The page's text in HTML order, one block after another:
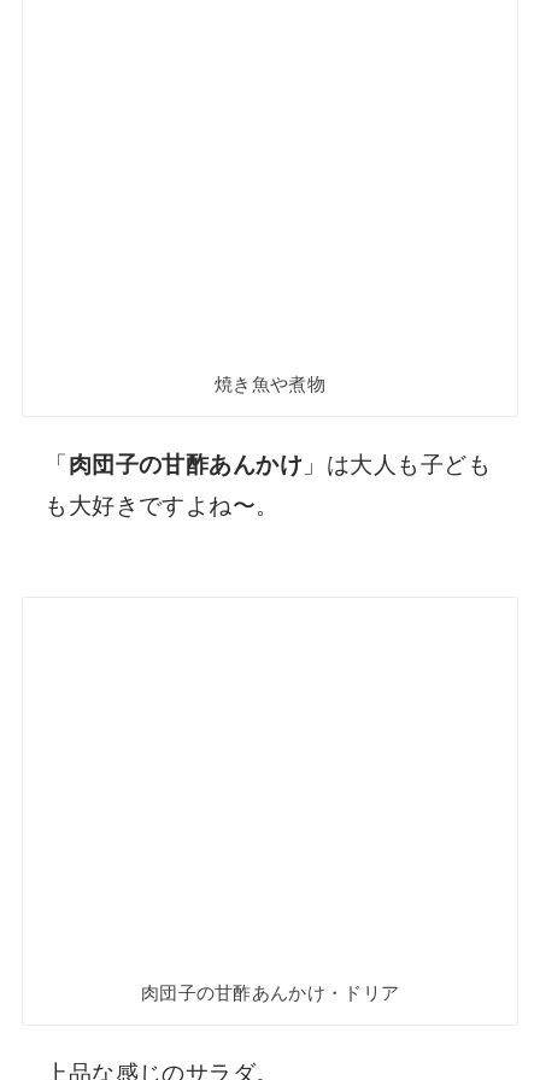
焼き魚や煮物
「 肉団子の甘酢あんかけ 」は大人も子ども
も大好きですよね〜。
肉団子の甘酢あんかけ・ドリア
上品な感じのサラダ。